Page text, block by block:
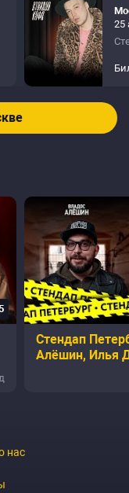
25
Стендап
Алёшин, Илья
нас